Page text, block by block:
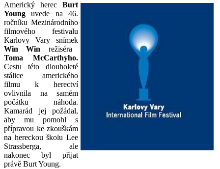
Americký herec Burt
Younguvede na 46.
ročníku Mezinárodního
filmového festivalu
Karlovy Vary snímek
Win Win režiséra
Toma McCarthyho.
Cestu této dlouholeté
stálice amerického
filmu k herectví
ovlivnila na samém
počátku náhoda.
Kamarád jej požádal,
aby mu pomohl s
přípravou ke zkouškám
na hereckou školu Lee
Strassberga, ale
nakonec byl přijat
právě Burt Young.